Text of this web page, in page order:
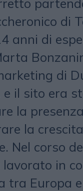
di
anni di
di
il sito era
la
la
Nel corso
in
tra Europa